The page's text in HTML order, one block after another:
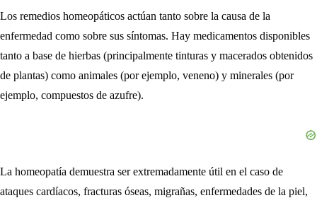
Los remedios homeopáticos actúan tanto sobre la causa de la
enfermedad como sobre sus síntomas. Hay medicamentos disponibles
tanto a base de hierbas (principalmente tinturas y macerados obtenidos
de plantas) como animales (por ejemplo, veneno) y minerales (por
ejemplo, compuestos de azufre).
La homeopatía demuestra ser extremadamente útil en el caso de
ataques cardíacos, fracturas óseas, migrañas, enfermedades de la piel,